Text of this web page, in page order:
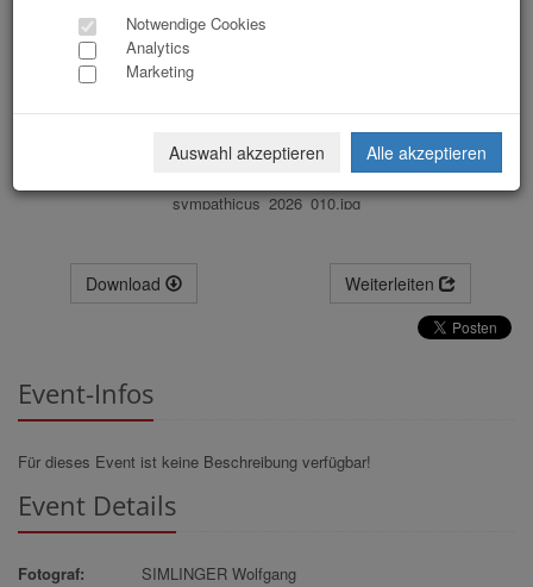
sympathicus_2026_010.jpg
Download Weiterleiten
Event-Infos
Für dieses Event ist keine Beschreibung verfügbar!
Event Details
Fotograf:
SIMLINGER Wolfgang
Notwendige Cookies
Analytics
Marketing
Auswahl akzeptieren Alle akzeptieren